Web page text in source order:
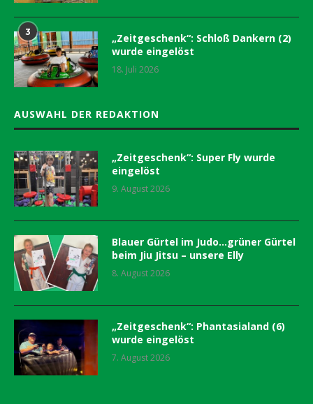
3
„Zeitgeschenk“: Schloß Dankern (2)
wurde eingelöst
18. Juli 2026
AUSWAHL DER REDAKTION
„Zeitgeschenk“: Super Fly wurde
eingelöst
9. August 2026
Blauer Gürtel im Judo…grüner Gürtel
beim Jiu Jitsu – unsere Elly
8. August 2026
„Zeitgeschenk“: Phantasialand (6)
wurde eingelöst
7. August 2026